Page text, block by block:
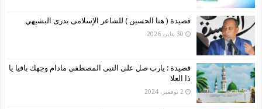
قصيدة ( هنا الحسين ) للشاعر الإسلامى بدرى البشيهي
30 يناير، 2026
قصيدة : يارب صل على النبى المصطفى مادام وجهك باقيا يا
ذا العلا
2 نوفمبر، 2024